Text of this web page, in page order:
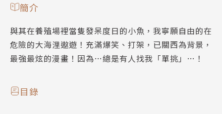
簡介
與其在養殖場裡當隻發呆度日的小魚，我寧願自由的在
危險的大海浬遨遊！充滿爆笑、打架，已關西為背景，
最強最炫的漫畫！因為…總是有人找我「單挑」…！
目錄